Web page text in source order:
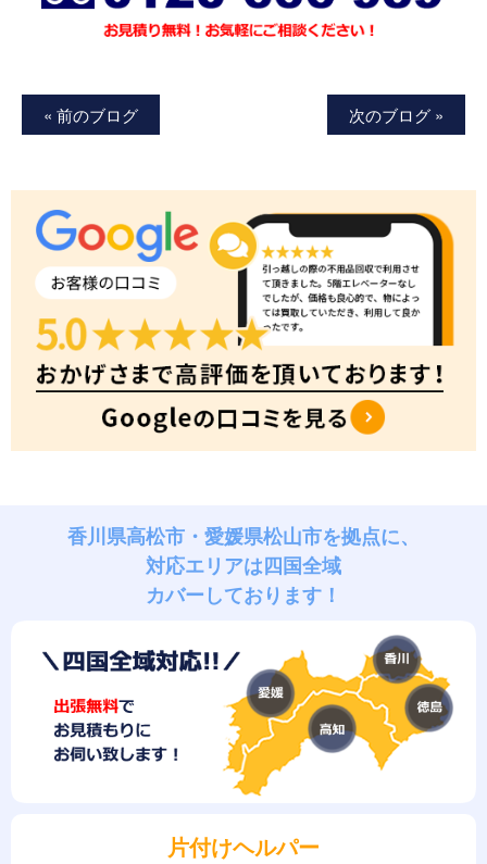
« 前のブログ 次のブログ »
香川県高松市・愛媛県松山市を拠点に、
対応エリアは四国全域
カバーしております！
片付けヘルパー